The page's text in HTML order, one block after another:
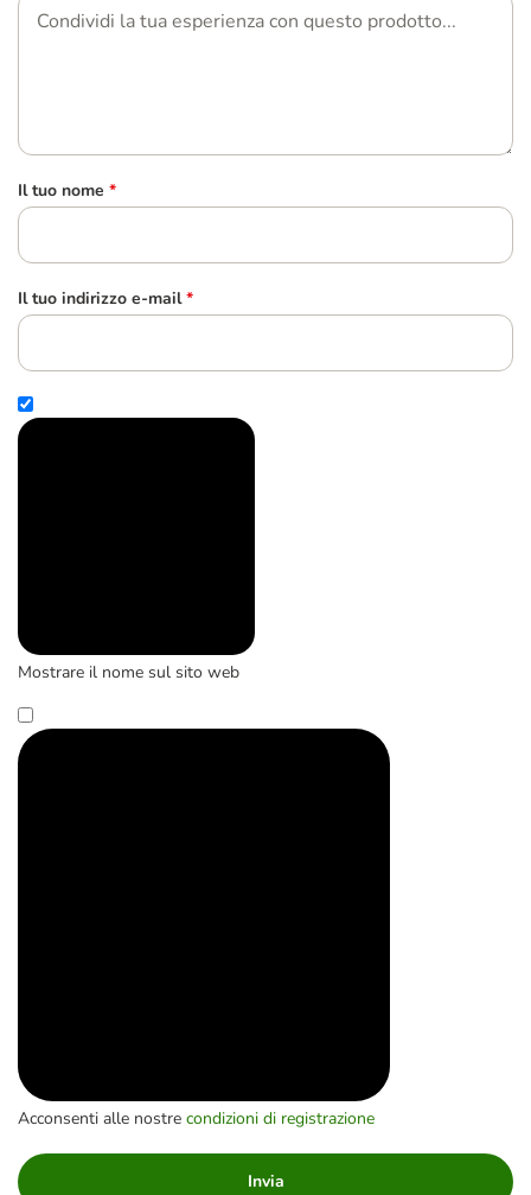
Il tuo nome *
Il tuo indirizzo e-mail *
Mostrare il nome sul sito web
Acconsenti alle nostre condizioni di registrazione
Invia